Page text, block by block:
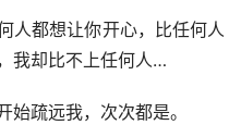
人都想让你开心，比任何人
我却比不上任何人…
疏远我，次次都是。